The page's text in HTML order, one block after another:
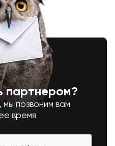
партнером?
позвоним вам
время